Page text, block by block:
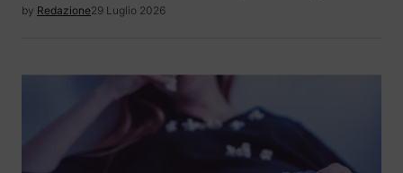
by Redazione29 Luglio 2026